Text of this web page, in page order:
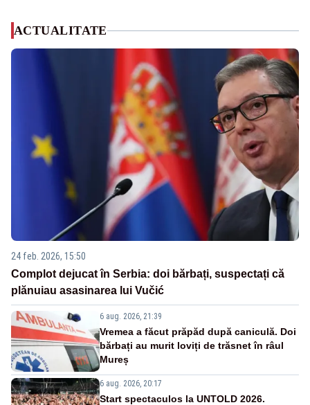
ACTUALITATE
24 feb. 2026, 15:50
Complot dejucat în Serbia: doi bărbați, suspectați că
plănuiau asasinarea lui Vučić
6 aug. 2026, 21:39
Vremea a făcut prăpăd după caniculă. Doi
bărbați au murit loviți de trăsnet în râul
Mureș
6 aug. 2026, 20:17
Start spectaculos la UNTOLD 2026.